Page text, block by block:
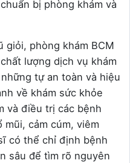
bị phòng khám và
giỏi, phòng khám BCM
lượng dịch vụ khám
tự an toàn và hiệu
về khám sức khỏe
và điều trị các bệnh
cảm cúm, viêm
có thể chỉ định bệnh
sâu để tìm rõ nguyên